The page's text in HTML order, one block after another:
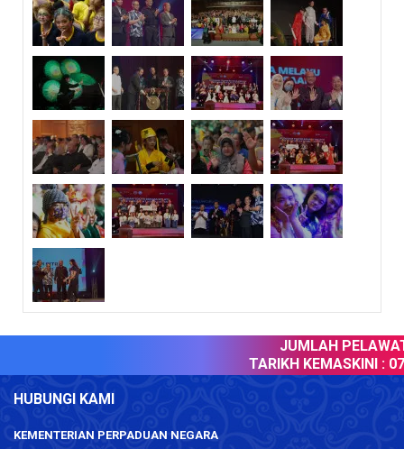
JUMLAH PELAWAT
TARIKH KEMASKINI : 07
HUBUNGI KAMI
KEMENTERIAN PERPADUAN NEGARA